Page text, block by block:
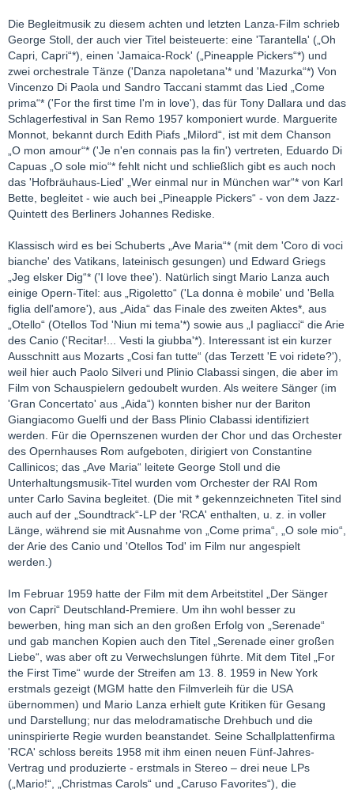
Die Begleitmusik zu diesem achten und letzten Lanza-Film schrieb
George Stoll, der auch vier Titel beisteuerte: eine 'Tarantella' („Oh
Capri, Capri“*), einen 'Jamaica-Rock' („Pineapple Pickers“*) und
zwei orchestrale Tänze ('Danza napoletana'* und 'Mazurka“*) Von
Vincenzo Di Paola und Sandro Taccani stammt das Lied „Come
prima“* ('For the first time I'm in love'), das für Tony Dallara und das
Schlagerfestival in San Remo 1957 komponiert wurde. Marguerite
Monnot, bekannt durch Edith Piafs „Milord“, ist mit dem Chanson
„O mon amour“* ('Je n'en connais pas la fin') vertreten, Eduardo Di
Capuas „O sole mio“* fehlt nicht und schließlich gibt es auch noch
das 'Hofbräuhaus-Lied' „Wer einmal nur in München war“* von Karl
Bette, begleitet - wie auch bei „Pineapple Pickers“ - von dem Jazz-
Quintett des Berliners Johannes Rediske.
Klassisch wird es bei Schuberts „Ave Maria“* (mit dem 'Coro di voci
bianche' des Vatikans, lateinisch gesungen) und Edward Griegs
„Jeg elsker Dig“* ('I love thee'). Natürlich singt Mario Lanza auch
einige Opern-Titel: aus „Rigoletto“ ('La donna è mobile' und 'Bella
figlia dell'amore'), aus „Aida“ das Finale des zweiten Aktes*, aus
„Otello“ (Otellos Tod 'Niun mi tema'*) sowie aus „I pagliacci“ die Arie
des Canio ('Recitar!... Vesti la giubba'*). Interessant ist ein kurzer
Ausschnitt aus Mozarts „Cosi fan tutte“ (das Terzett 'E voi ridete?'),
weil hier auch Paolo Silveri und Plinio Clabassi singen, die aber im
Film von Schauspielern gedoubelt wurden. Als weitere Sänger (im
'Gran Concertato' aus „Aida“) konnten bisher nur der Bariton
Giangiacomo Guelfi und der Bass Plinio Clabassi identifiziert
werden. Für die Opernszenen wurden der Chor und das Orchester
des Opernhauses Rom aufgeboten, dirigiert von Constantine
Callinicos; das „Ave Maria“ leitete George Stoll und die
Unterhaltungsmusik-Titel wurden vom Orchester der RAI Rom
unter Carlo Savina begleitet. (Die mit * gekennzeichneten Titel sind
auch auf der „Soundtrack“-LP der 'RCA' enthalten, u. z. in voller
Länge, während sie mit Ausnahme von „Come prima“, „O sole mio“,
der Arie des Canio und 'Otellos Tod' im Film nur angespielt
werden.)
Im Februar 1959 hatte der Film mit dem Arbeitstitel „Der Sänger
von Capri“ Deutschland-Premiere. Um ihn wohl besser zu
bewerben, hing man sich an den großen Erfolg von „Serenade“
und gab manchen Kopien auch den Titel „Serenade einer großen
Liebe“, was aber oft zu Verwechslungen führte. Mit dem Titel „For
the First Time“ wurde der Streifen am 13. 8. 1959 in New York
erstmals gezeigt (MGM hatte den Filmverleih für die USA
übernommen) und Mario Lanza erhielt gute Kritiken für Gesang
und Darstellung; nur das melodramatische Drehbuch und die
uninspirierte Regie wurden beanstandet. Seine Schallplattenfirma
'RCA' schloss bereits 1958 mit ihm einen neuen Fünf-Jahres-
Vertrag und produzierte - erstmals in Stereo – drei neue LPs
(„Mario!“, „Christmas Carols“ und „Caruso Favorites“), die